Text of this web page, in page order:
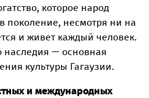
которое народ
поколение, несмотря ни на
и живет каждый человек.
наследия — основная
культуры Гагаузии.
и международных